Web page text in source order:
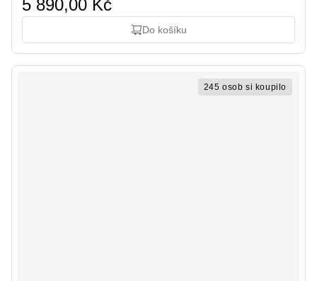
5 890,00 Kč
Do košíku
245 osob si koupilo